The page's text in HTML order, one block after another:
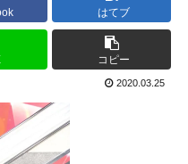
はてブ
コピー
2020.03.25